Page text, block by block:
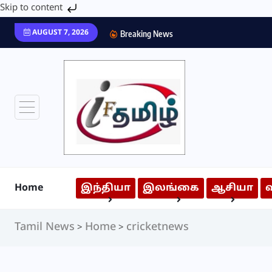
Skip to content
AUGUST 7, 2026 Breaking News
Home இந்தியா இலங்கை ஆசியா
Tamil News > Home > cricketnews